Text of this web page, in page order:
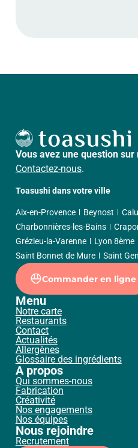
Vous avez une question sur
Contactez-nous.
Toasushi dans votre ville
Aix-en-Provence Beynost
Charbonnières-les-Bains
Grézieu-la-Varenne
Lyon 8ème
Saint Bonnet de Mure
Saint
Commander en ligne
Menu
Notre carte
Restaurants
Contact
Actualités
Allergènes
Glossaire des ingrédients
A propos
Qui sommes-nous
Fabrication
Créativité
Nos engagements
Nos équipes
Nous rejoindre
Recrutement